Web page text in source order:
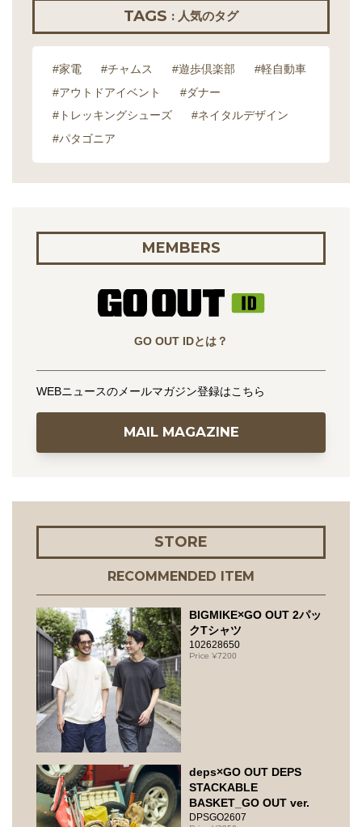
TAGS : 人気のタグ
#家電 #チャムス #遊歩倶楽部
#軽自動車
#アウトドアイベント
#ダナー
#トレッキングシューズ
#ネイタルデザイン
#パタゴニア
MEMBERS
GO OUT IDとは？
WEBニュースのメールマガジン登録はこちら
MAIL MAGAZINE
STORE
RECOMMENDED ITEM
BIGMIKE×GO OUT 2パッ
クTシャツ
102628650
7200
deps×GO OUT DEPS
STACKABLE
BASKET_GO OUT ver.
DPSGO2607